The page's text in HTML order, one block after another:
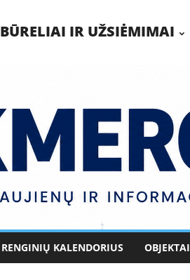
BŪRELIAI IR UŽSIĖMIMAI
RENGINIŲ KALENDORIUS OBJEKTAI